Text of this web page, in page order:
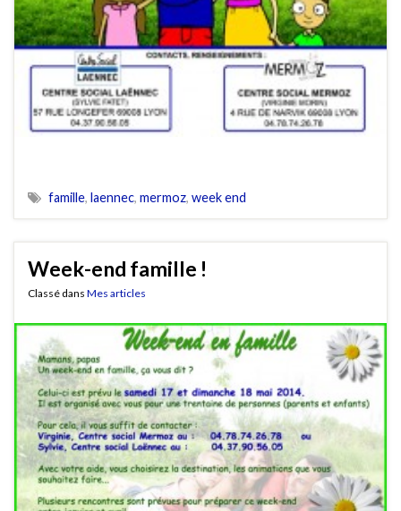
famille, laennec, mermoz, week end
Week-end famille !
Classé dans Mes articles